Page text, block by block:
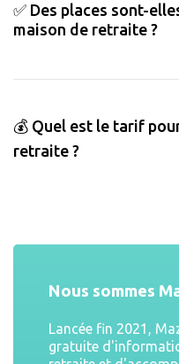
✅ Des places sont-
maison de retraite ?
💰 Quel est le tarif
retraite ?
Nous sommes
Lancée fin 2021,
gratuite